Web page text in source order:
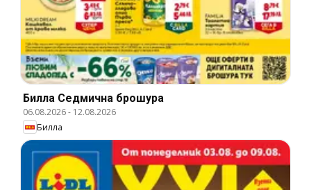
Билла Cедмична брошура
06.08.2026- 12.08.2026
Билла